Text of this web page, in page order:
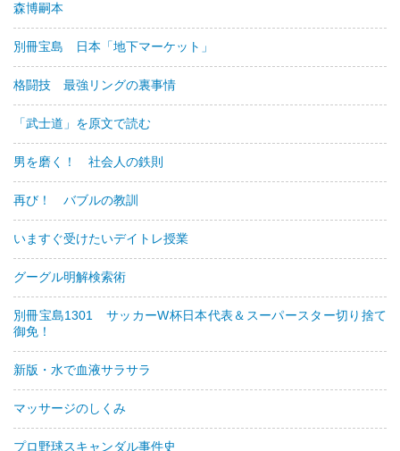
森博嗣本
別冊宝島 日本「地下マーケット」
格闘技 最強リングの裏事情
「武士道」を原文で読む
男を磨く！ 社会人の鉄則
再び！ バブルの教訓
いますぐ受けたいデイトレ授業
グーグル明解検索術
別冊宝島1301 サッカーW杯日本代表＆スーパースター切り捨て
御免！
新版・水で血液サラサラ
マッサージのしくみ
プロ野球スキャンダル事件史